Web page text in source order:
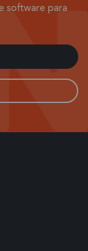
software para